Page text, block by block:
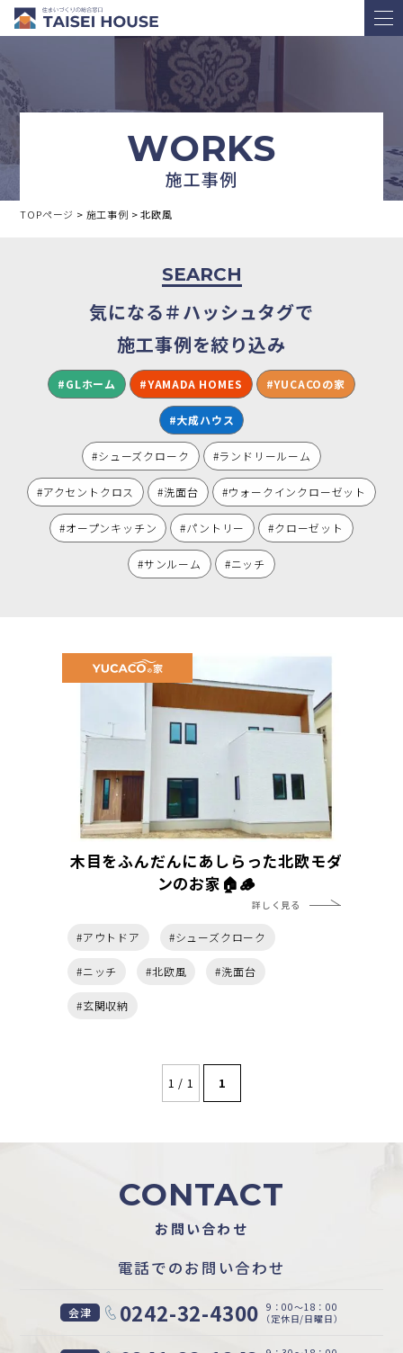
WORKS
施工事例
TOPページ > 施工事例 >北欧風
SEARCH
気になる＃ハッシュタグで
施工事例を絞り込み
#GLホーム #YAMADA HOMES #YUCACOの家
#大成ハウス
#シューズクローク #ランドリールーム
#アクセントクロス #洗面台 #ウォークインクローゼット
#オープンキッチン #パントリー #クローゼット
#サンルーム #ニッチ
木目をふんだんにあしらった北欧モダ
ンのお家🏠🪵
詳しく見る
#アウトドア #シューズクローク
#ニッチ #北欧風 #洗面台
#玄関収納
1 / 1 1
CONTACT
お問い合わせ
電話でのお問い合わせ
会津 0242-32-4300 9：00〜18：00
（定休日/日曜日）